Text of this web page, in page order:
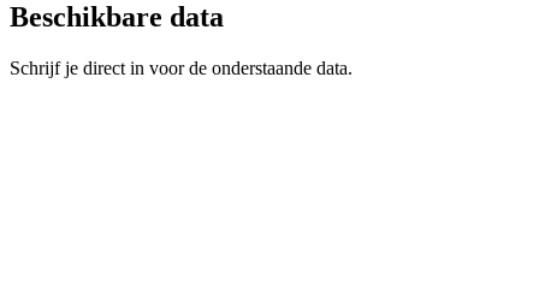
Beschikbare data
Schrijf je direct in voor de onderstaande data.